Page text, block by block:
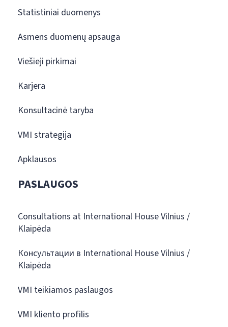
Statistiniai duomenys
Asmens duomenų apsauga
Viešieji pirkimai
Karjera
Konsultacinė taryba
VMI strategija
Apklausos
PASLAUGOS
Consultations at International House Vilnius /
Klaipėda
Консультации в International House Vilnius /
Klaipėda
VMI teikiamos paslaugos
VMI kliento profilis